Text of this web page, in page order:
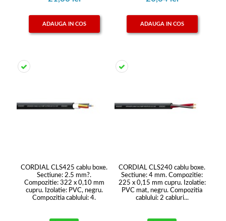
ADAUGA IN COS ADAUGA IN COS
CORDIAL CLS425 cablu boxe.
Sectiune: 2.5 mm?.
Compozitie: 322 x 0,10 mm
cupru. Izolatie: PVC, negru.
Compozitia cablului: 4.
CORDIAL CLS240 cablu boxe.
Sectiune: 4 mm. Compozitie:
225 x 0,15 mm cupru. Izolatie:
PVC mat, negru. Compozitia
cablului: 2 cabluri...